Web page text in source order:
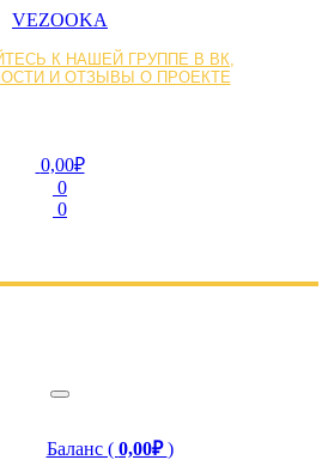
VEZOOKA
К НАШЕЙ ГРУППЕ В ВК,
И ОТЗЫВЫ О ПРОЕКТЕ
0,00₽
0
0
Баланс ( 0,00₽)